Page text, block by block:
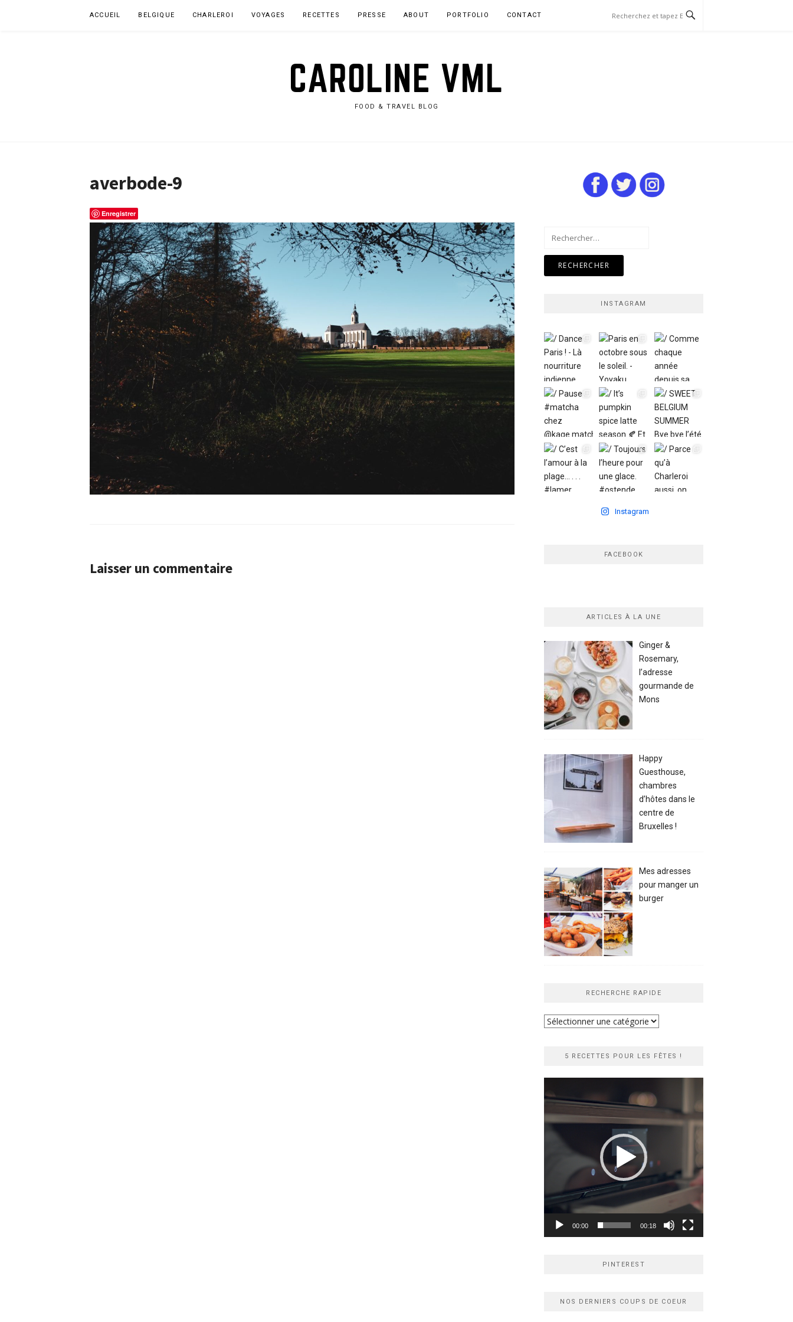
ACCUEIL BELGIQUE CHARLEROI VOYAGES RECETTES PRESSE ABOUT PORTFOLIO CONTACT
CAROLINE VML
FOOD & TRAVEL BLOG
averbode-9
Enregistrer
Laisser un commentaire
INSTAGRAM
Instagram
FACEBOOK
ARTICLES À LA UNE
Ginger &
Rosemary,
l’adresse
gourmande de
Mons
Happy
Guesthouse,
chambres
d’hôtes dans le
centre de
Bruxelles !
Mes adresses
pour manger un
burger
RECHERCHE RAPIDE
Recherche
5 RECETTES POUR LES FÊTES !
vidéo
00:00 00:18
PINTEREST
NOS DERNIERS COUPS DE COEUR